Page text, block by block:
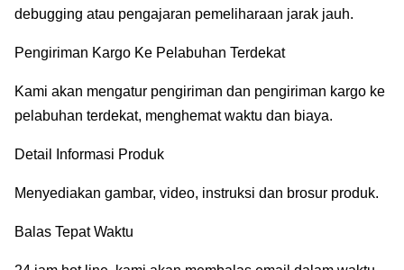
debugging atau pengajaran pemeliharaan jarak jauh.
Pengiriman Kargo Ke Pelabuhan Terdekat
Kami akan mengatur pengiriman dan pengiriman kargo ke
pelabuhan terdekat, menghemat waktu dan biaya.
Detail Informasi Produk
Menyediakan gambar, video, instruksi dan brosur produk.
Balas Tepat Waktu